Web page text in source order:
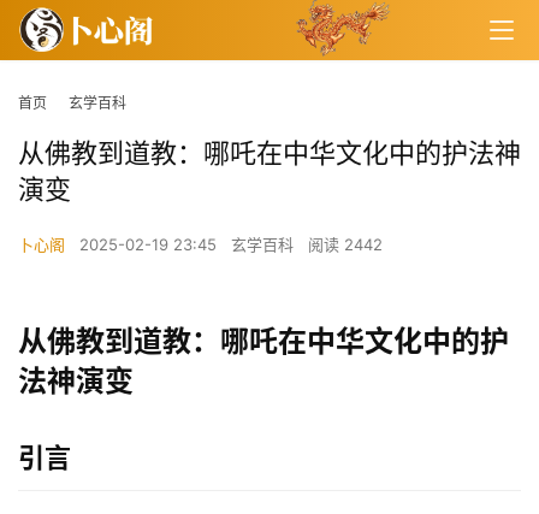
首页 玄学百科
从佛教到道教：哪吒在中华文化中的护法神
演变
卜心阁 2025-02-19 23:45 玄学百科 阅读 2442
从佛教到道教：哪吒在中华文化中的护
法神演变
引言